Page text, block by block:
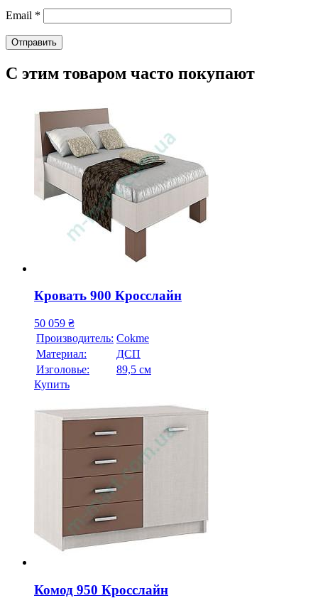
Email *
С этим товаром часто покупают
Кровать 900 Кросслайн
50 059 ₴
Производитель: Cokme
Материал:
ДСП
Изголовье:
89,5 см
Купить
Комод 950 Кросслайн